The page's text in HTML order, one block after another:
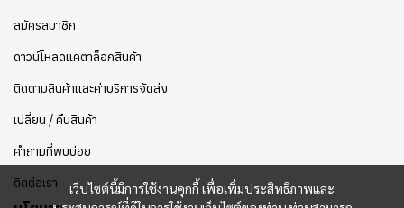
เว็บไซต์นี้มีการใช้งานคุกกี้ เพื่อเพิ่มประสิทธิภาพและ
สมัครสมาชิก
ดาวน์โหลดแคตาล็อกสินค้า
ติดตามสินค้าและค่าบริการจัดส่ง
เปลี่ยน / คืนสินค้า
คำถามที่พบบ่อย
ติดต่อเรา